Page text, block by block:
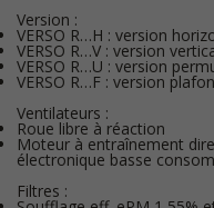
Version :
VERSO R…H : version
VERSO R…V : version
VERSO R…U : version
VERSO R…F : version
Ventilateurs :
Roue libre à réaction
Moteur à entraînement
électronique basse
Filtres :